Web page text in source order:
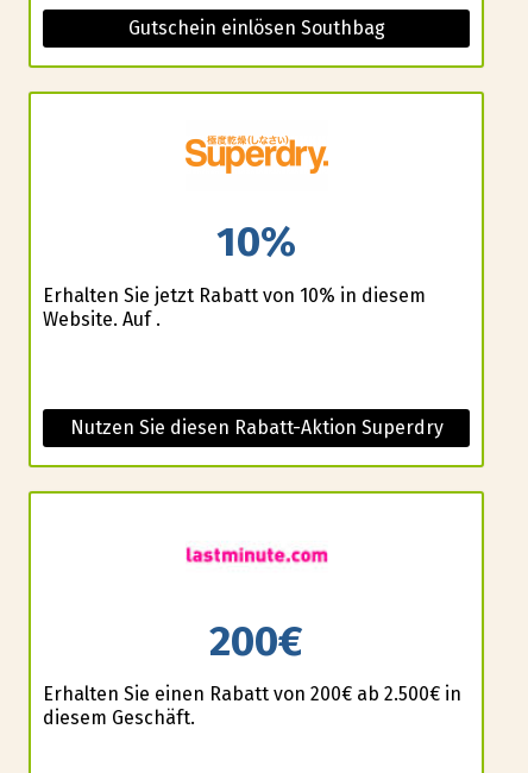
Gutschein einlösen Southbag
10%
Erhalten Sie jetzt Rabatt von 10% in diesem
Website. Auf .
Nutzen Sie diesen Rabatt-Aktion Superdry
200€
Erhalten Sie einen Rabatt von 200€ ab 2.500€ in
diesem Geschäft.